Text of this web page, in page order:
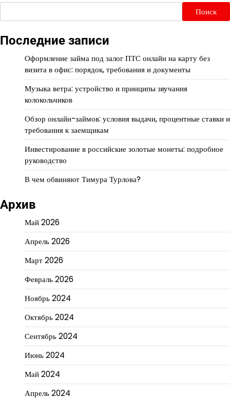
Поиск
Последние записи
Оформление займа под залог ПТС онлайн на карту без
визита в офис: порядок, требования и документы
Музыка ветра: устройство и принципы звучания
колокольчиков
Обзор онлайн-займов: условия выдачи, процентные ставки и
требования к заемщикам
Инвестирование в российские золотые монеты: подробное
руководство
В чем обвиняют Тимура Турлова?
Архив
Май 2026
Апрель 2026
Март 2026
Февраль 2026
Ноябрь 2024
Октябрь 2024
Сентябрь 2024
Июнь 2024
Май 2024
Апрель 2024